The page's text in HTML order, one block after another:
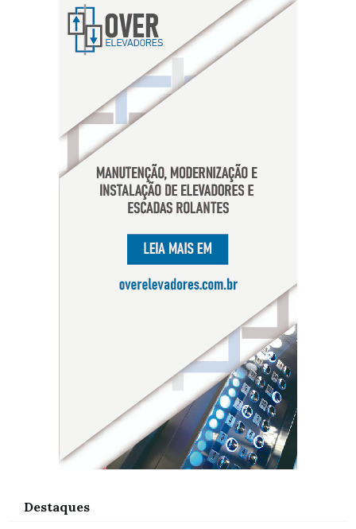
Destaques